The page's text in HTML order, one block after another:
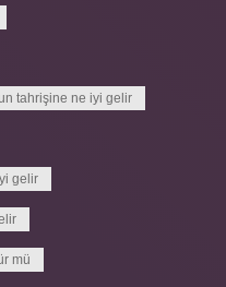
tahrişine ne iyi gelir
gelir
mü